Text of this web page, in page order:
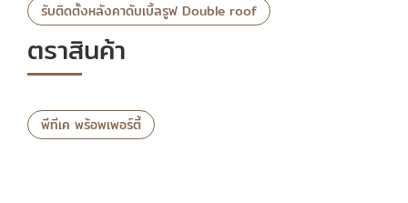
รับติดตั้งหลังคาดับเบิ้ลรูฟ Double roof
ตราสินค้า
พีทีเค พร้อพเพอร์ตี้